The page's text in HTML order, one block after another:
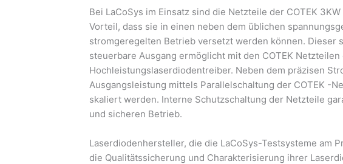
Bei LaCoSys im Einsatz sind die Netzteile der COTEK
Vorteil, dass sie in einen neben dem üblichen
stromgeregelten Betrieb versetzt werden können. Dieser
steuerbare Ausgang ermöglicht mit den COTEK
Hochleistungslaserdiodentreiber. Neben dem präzisen
Ausgangsleistung mittels Parallelschaltung der COTEK -
skaliert werden. Interne Schutzschaltung der Netzteile
und sicheren Betrieb.
Laserdiodenhersteller, die die LaCoSys-Testsysteme am
die Qualitätssicherung und Charakterisierung ihrer